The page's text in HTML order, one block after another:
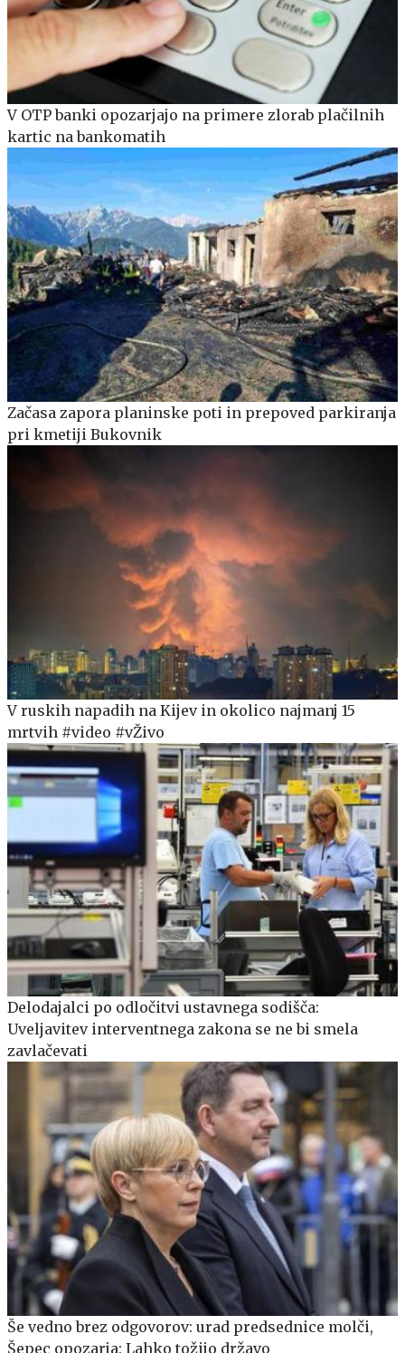
V OTP banki opozarjajo na primere zlorab plačilnih
kartic na bankomatih
Začasa zapora planinske poti in prepoved parkiranja
pri kmetiji Bukovnik
V ruskih napadih na Kijev in okolico najmanj 15
mrtvih #video #vŽivo
Delodajalci po odločitvi ustavnega sodišča:
Uveljavitev interventnega zakona se ne bi smela
zavlačevati
Še vedno brez odgovorov: urad predsednice molči,
Šepec opozarja: Lahko tožijo državo